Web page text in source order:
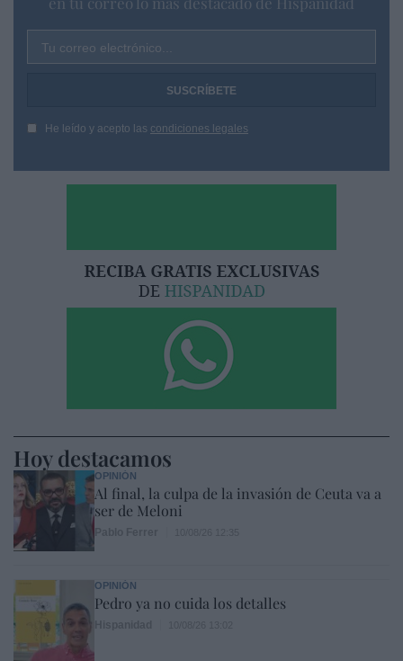
Tu correo electrónico...
He leído y acepto las condiciones legales
Hoy destacamos
OPINIÓN
Al final, la culpa de la invasión de Ceuta va a
ser de Meloni
OPINIÓN
Pedro ya no cuida los detalles